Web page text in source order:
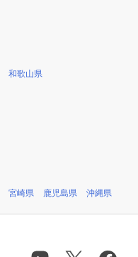
和歌山県
宮崎県 鹿児島県 沖縄県